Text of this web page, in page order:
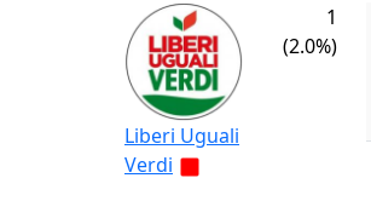
Liberi Uguali
Verdi
1
(2.0%)